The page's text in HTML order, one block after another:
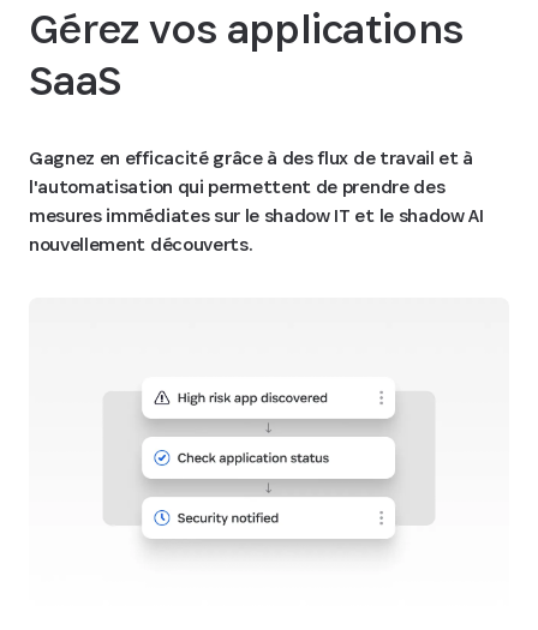
Gérez vos applications
SaaS
Gagnez en efficacité grâce à des flux de travail et à
l'automatisation qui permettent de prendre des
mesures immédiates sur le shadow IT et le shadow AI
nouvellement découverts.